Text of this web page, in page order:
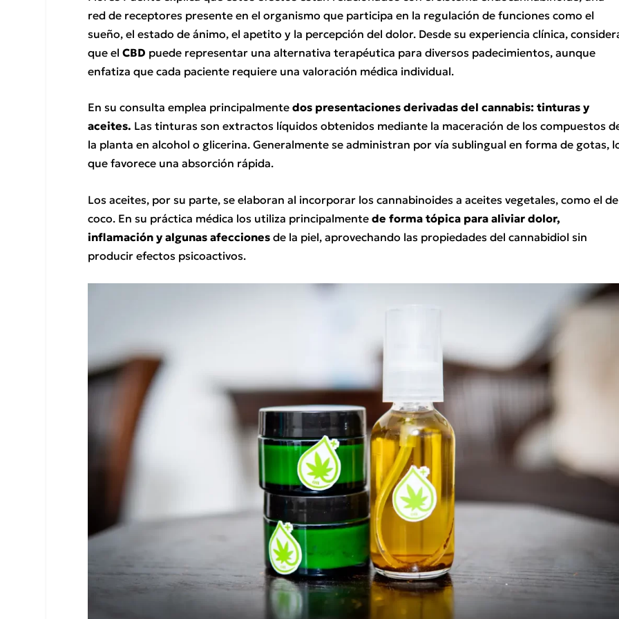
red de receptores presente en el organismo que participa en la regulación de funciones como el
sueño, el estado de ánimo, el apetito y la percepción del dolor. Desde su experiencia clínica,
que elCBD puede representar una alternativa terapéutica para diversos padecimientos, aunque
enfatiza que cada paciente requiere una valoración médica individual.
En su consulta emplea principalmentedos presentaciones derivadas del cannabis: tinturas y
aceites. Las tinturas son extractos líquidos obtenidos mediante la maceración de los compuestos
la planta en alcohol o glicerina. Generalmente se administran por vía sublingual en forma de gotas,
que favorece una absorción rápida.
Los aceites, por su parte, se elaboran al incorporar los cannabinoides a aceites vegetales, como el de
coco. En su práctica médica los utiliza principalmentede forma tópica para aliviar dolor,
inflamación y algunas afeccionesde la piel, aprovechando las propiedades del cannabidiol sin
producir efectos psicoactivos.